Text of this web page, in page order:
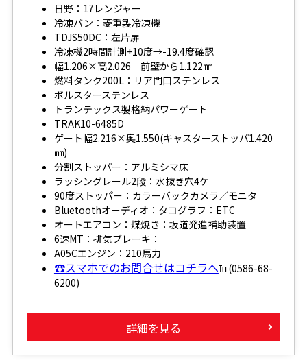
日野：17レンジャー
冷凍バン：菱重製冷凍機
TDJS50DC：左片扉
冷凍機2時間計測+10度→-19.4度確認
幅1.206×高2.026 前壁から1.122㎜
燃料タンク200L：リア門口ステンレス
ボルスターステンレス
トランテックス製格納パワーゲート
TRAK10-6485D
ゲート幅2.216×奥1.550(キャスターストッパ1.420
㎜)
分割ストッパー：アルミシマ床
ラッシングレール2段：水抜き穴4ケ
90度ストッパー：カラーバックカメラ／モニタ
Bluetoothオーディオ：タコグラフ：ETC
オートエアコン：煤焼き：坂道発進補助装置
6速MT：排気ブレーキ：
A05Cエンジン：210馬力
☎スマホでのお問合せはコチラへ℡(0586-68-
6200)
詳細を見る